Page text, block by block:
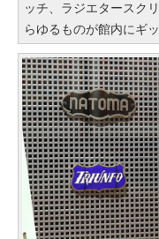
ッチ、ラジエタースク
らゆるものが館内にギ